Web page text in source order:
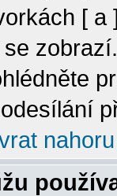
[ a
se
nahoru